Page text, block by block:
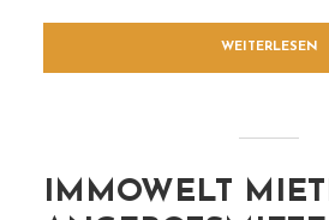
WEITERLESEN
IMMOWELT